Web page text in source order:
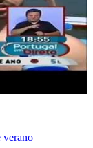
verano